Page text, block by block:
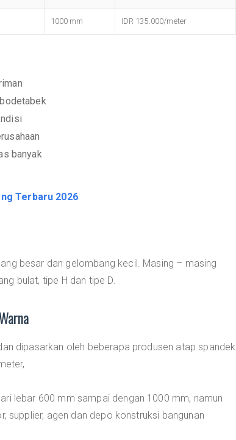
1000 mm IDR 135.000/meter
banyak
Terbaru 2026
besar dan gelombang kecil. Masing – masing
bulat, tipe H dan tipe D.
dipasarkan oleh beberapa produsen atap spandek
lebar 600 mm sampai dengan 1000 mm, namun
supplier, agen dan depo konstruksi bangunan